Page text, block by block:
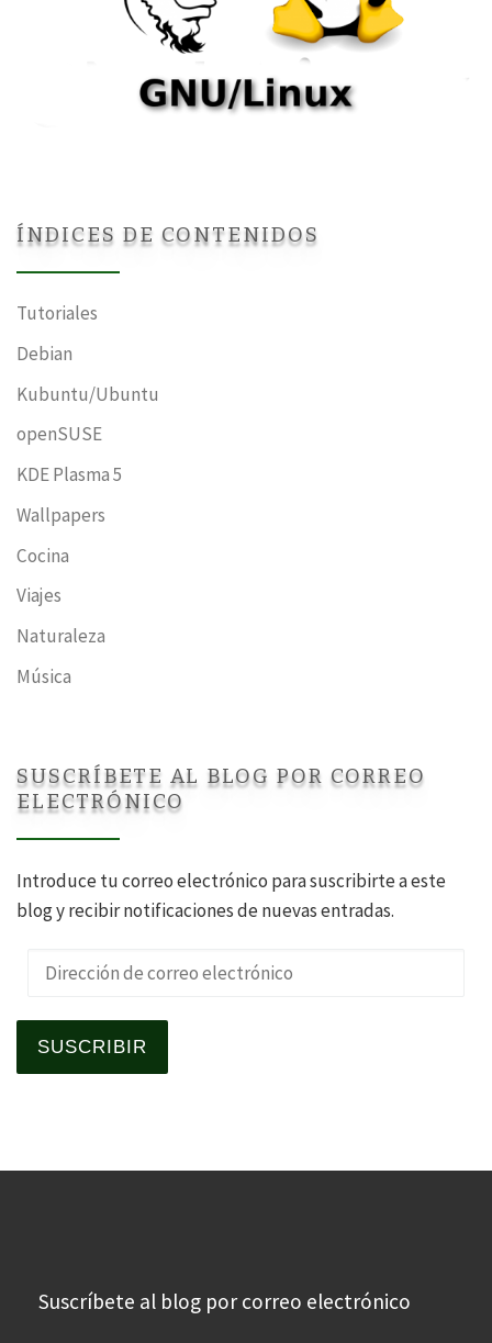
ÍNDICES DE CONTENIDOS
Tutoriales
Debian
Kubuntu/Ubuntu
openSUSE
KDE Plasma 5
Wallpapers
Cocina
Viajes
Naturaleza
Música
SUSCRÍBETE AL BLOG POR CORREO
ELECTRÓNICO
Introduce tu correo electrónico para suscribirte a este
blog y recibir notificaciones de nuevas entradas.
Dirección de correo electrónico
SUSCRIBIR
Suscríbete al blog por correo electrónico